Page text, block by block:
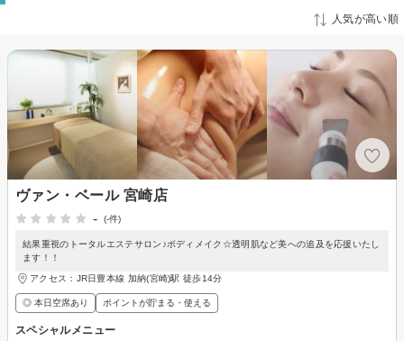
人気が高い順
ヴァン・ベール 宮崎店
-
(-件)
結果重視のトータルエステサロン♪ボディメイク☆透明肌など美への追及を応援いたし
ます！！
アクセス：JR日豊本線 加納(宮崎)駅 徒歩14分
◎ 本日空席あり ポイントが貯まる・使える
スペシャルメニュー